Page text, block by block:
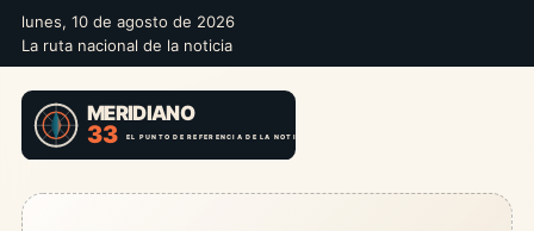
lunes, 10 de agosto de 2026
La ruta nacional de la noticia